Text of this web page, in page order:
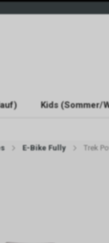
Kids (Sommer/
E-Bike Fully Trek